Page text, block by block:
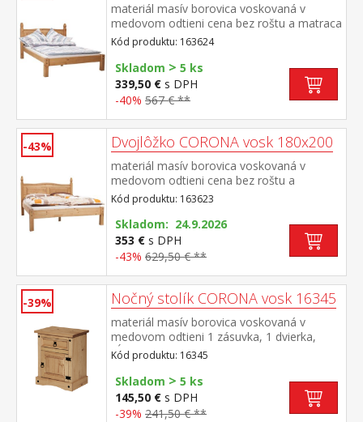
materiál masív borovica voskovaná v
medovom odtieni cena bez roštu a matraca
odporúčaný rozmer matraca 140 × 200 cm
a rošt R4 súčasť zostavy Corona
Kód produktu: 163624
Skladom > 5 ks
339,50 € s DPH
-40% 567 € **
-43% Dvojlôžko CORONA vosk 180x200
materiál masív borovica voskovaná v
medovom odtieni cena bez roštu a
matraca odporúčaný rozmer matraca 180 ×
200 cm alebo 2 kusy 90 × 200 cm a rošt R4
alebo 2 kusy R1 súčasť zostavy Corona
Kód produktu: 163623
Skladom: 24.9.2026
353 € s DPH
-43% 629,50 € **
-39% Nočný stolík CORONA vosk 16345
materiál masív borovica voskovaná v
medovom odtieni 1 zásuvka, 1 dvierka,
hĺbka zásuvky 30 cm, kovové ozdobné
úchytky možnosť montáže pántov na ľavú
aj pravú stranu súčasť zostavy Corona
Kód produktu: 16345
Skladom > 5 ks
145,50 € s DPH
-39% 241,50 € **